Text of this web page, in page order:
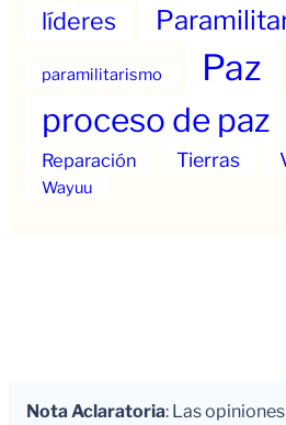
líderes
paramilitarismo Paz
proceso de paz
Reparación Tierras
Wayuu
Nota Aclaratoria: Las